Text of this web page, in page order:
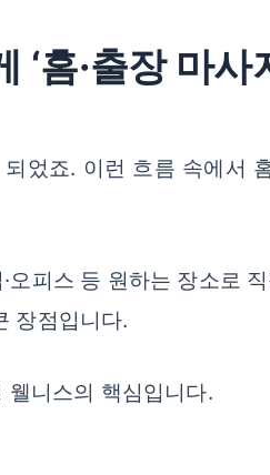
홈·출장 마사
었죠. 이런 흐름 속에서
오피스 등 원하는 장소로
장점입니다.
웰니스의 핵심입니다.